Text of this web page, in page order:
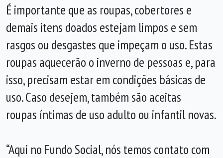
É importante que as roupas, cobertores e
demais itens doados estejam limpos e sem
rasgos ou desgastes que impeçam o uso. Estas
roupas aquecerão o inverno de pessoas e, para
isso, precisam estar em condições básicas de
uso. Caso desejem, também são aceitas
roupas íntimas de uso adulto ou infantil novas.
“Aqui no Fundo Social, nós temos contato com